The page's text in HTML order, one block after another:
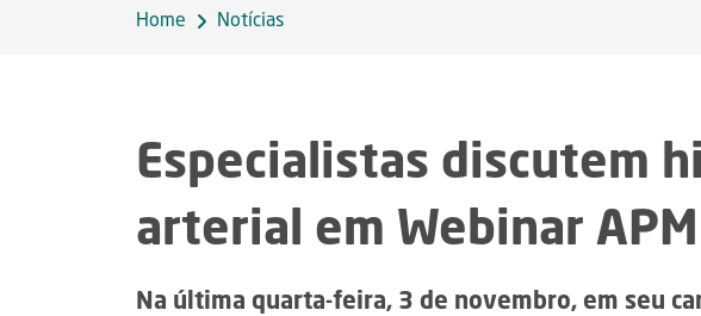
Home Notícias
Especialistas discutem
arterial em Webinar APM
Na última quarta-feira, 3 de novembro, em seu